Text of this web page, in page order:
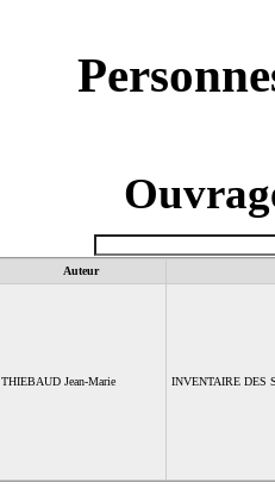
Auteur
THIEBAUD Jean-Marie INVENTAIRE DES